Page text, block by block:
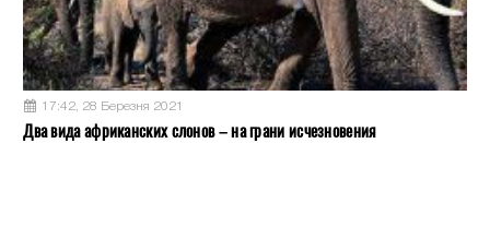
17:42, 28 Березня 2021
Два вида африканских слонов – на грани исчезновения